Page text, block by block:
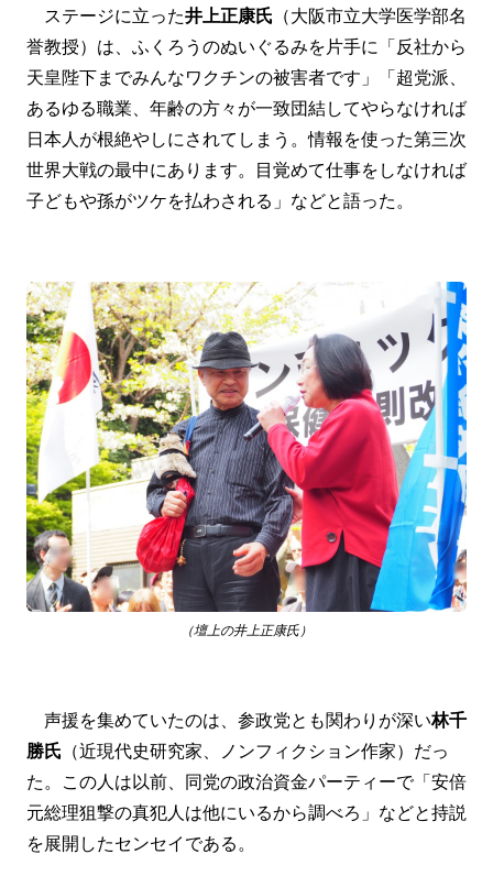
ステージに立った井上正康氏 （大阪市立大学医学部名
誉教授）は、ふくろうのぬいぐるみを片手に「反社から
天皇陛下までみんなワクチンの被害者です」「超党派、
あるゆる職業、年齢の方々が一致団結してやらなければ
日本人が根絶やしにされてしまう。情報を使った第三次
世界大戦の最中にあります。目覚めて仕事をしなければ
子どもや孫がツケを払わされる」などと語った。
（壇上の井上正康氏）
声援を集めていたのは、参政党とも関わりが深い林千
勝氏 （近現代史研究家、ノンフィクション作家）だっ
た。この人は以前、同党の政治資金パーティーで「安倍
元総理狙撃の真犯人は他にいるから調べろ」などと持説
を展開したセンセイである。